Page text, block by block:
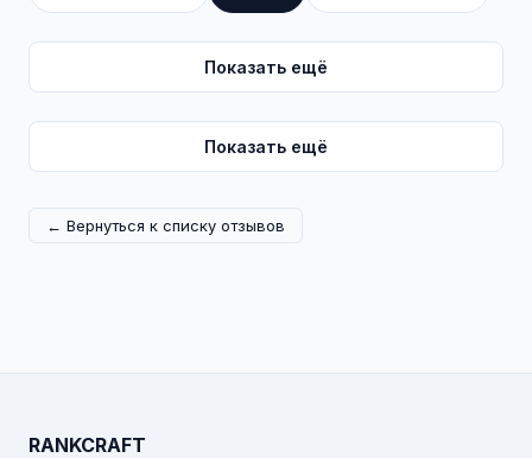
Показать ещё
Показать ещё
← Вернуться к списку отзывов
RANKCRAFT